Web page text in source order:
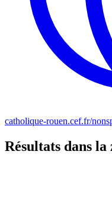
catholique-rouen.cef.fr/
Résultats dans la